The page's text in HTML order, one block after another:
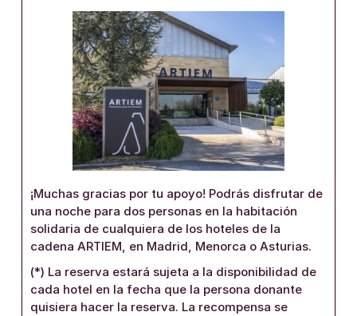
¡Muchas gracias por tu apoyo! Podrás disfrutar de
una noche para dos personas en la habitación
solidaria de cualquiera de los hoteles de la
cadena ARTIEM, en Madrid, Menorca o Asturias.
(*) La reserva estará sujeta a la disponibilidad de
cada hotel en la fecha que la persona donante
quisiera hacer la reserva. La recompensa se